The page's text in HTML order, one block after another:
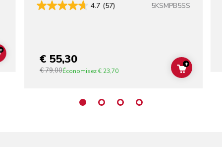
ADD TO CART
4.7 (57) 5KSMPB5SS
€ 55,30
€ 79,00Économisez€ 23,70 ADD TO
+